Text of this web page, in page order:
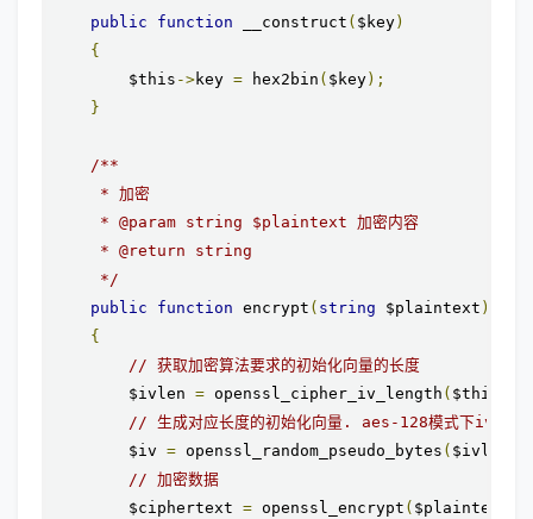
public function __construct ( $key )
{
        $this
->key = hex2bin ( $key );
}
/**
     * 加密
     * @param string $plaintext 加密内容
     * @return string
     */
public
function encrypt ( string $plaintext )
{
// 获取加密算法要求的初始化向量的长度
        $ivlen
= openssl_cipher_iv_length ( $this
// 生成对应长度的初始化向量. aes-128模式下iv长度
        $iv
= openssl_random_pseudo_bytes ( $ivlen
// 加密数据
        $ciphertext
= openssl_encrypt ( $plaintext